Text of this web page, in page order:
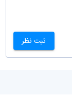
ثبت نظر